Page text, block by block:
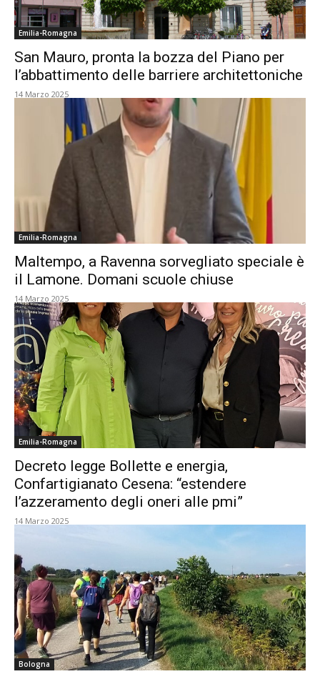
Emilia-Romagna
San Mauro, pronta la bozza del Piano per
l’abbattimento delle barriere architettoniche
14 Marzo 2025
Emilia-Romagna
Maltempo, a Ravenna sorvegliato speciale è
il Lamone. Domani scuole chiuse
14 Marzo 2025
Emilia-Romagna
Decreto legge Bollette e energia,
Confartigianato Cesena: “estendere
l’azzeramento degli oneri alle pmi”
14 Marzo 2025
Bologna